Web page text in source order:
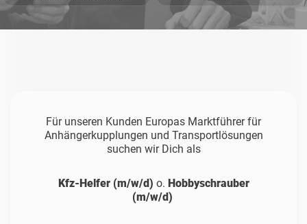
Für unseren Kunden Europas Marktführer für
Anhängerkupplungen und Transportlösungen
suchen wir Dich als
Kfz-Helfer (m/w/d) o. Hobbyschrauber
(m/w/d)